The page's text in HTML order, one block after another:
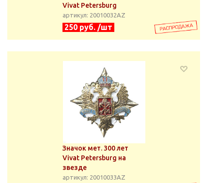
Vivat Petersburg
артикул: 20010032АZ
250 руб. /шт
Значок мет. 300 лет
Vivat Petersburg на
звезде
артикул: 20010033АZ